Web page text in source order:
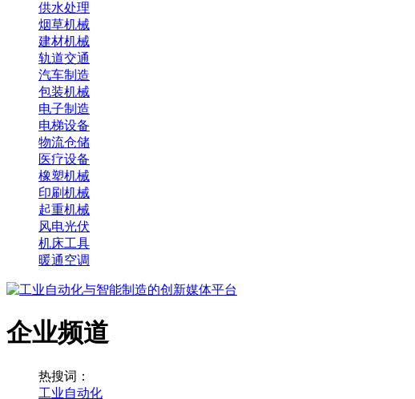
供水处理
烟草机械
建材机械
轨道交通
汽车制造
包装机械
电子制造
电梯设备
物流仓储
医疗设备
橡塑机械
印刷机械
起重机械
风电光伏
机床工具
暖通空调
企业频道
热搜词：
工业自动化